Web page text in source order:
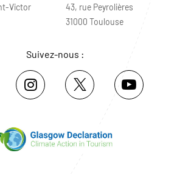
Victor
43, rue Peyrolières
31000 Toulouse
Suivez-nous :